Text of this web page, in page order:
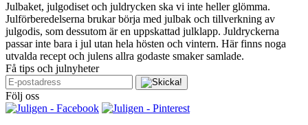
Julbaket, julgodiset och juldrycken ska vi inte heller glömma.
Julförberedelserna brukar börja med julbak och tillverkning av
julgodis, som dessutom är en uppskattad julklapp. Juldryckerna
passar inte bara i jul utan hela hösten och vintern. Här finns noga
utvalda recept och julens allra godaste smaker samlade.
Få tips och julnyheter
Följ oss